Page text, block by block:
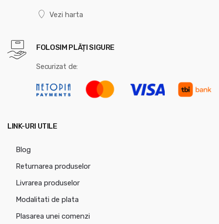
Vezi harta
FOLOSIM PLĂȚI SIGURE
Securizat de:
LINK-URI UTILE
Blog
Returnarea produselor
Livrarea produselor
Modalitati de plata
Plasarea unei comenzi